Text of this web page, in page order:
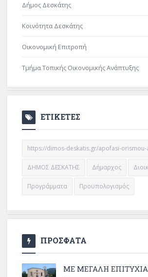
Δήμος Δεσκάτης
Κοινότητα Δεσκάτης
Οικονομική Επιτροπή
Τμήμα Τοπικής Οικονομικής Ανάπτυξης
ΕΤΙΚΕΤΕΣ
https://dimos-deskatis.gr/apofasi-
ΔΗΜΟΣ ΔΕΣΚΑΤΗΣ Δήμαρχος
Προγράμματα Προϋπολογισμός
ΠΡΟΣΦΑΤΑ
ΜΕ ΜΕΓΆΛΗ